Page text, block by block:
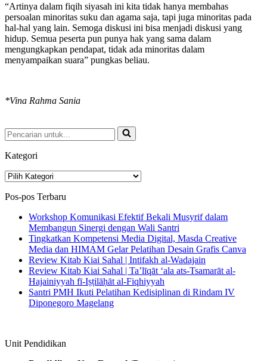
“Artinya dalam fiqih siyasah ini kita tidak hanya membahas
persoalan minoritas suku dan agama saja, tapi juga minoritas pada
hal-hal yang lain. Semoga diskusi ini bisa menjadi diskusi yang
hidup. Semua peserta pun punya hak yang sama dalam
mengungkapkan pendapat, tidak ada minoritas dalam
menyampaikan suara” pungkas beliau.
*Vina Rahma Sania
Pencarian
untuk...
Kategori
Kategori
Pos-pos Terbaru
Workshop Komunikasi Efektif Bekali Musyrif dalam
Membangun Sinergi dengan Wali Santri
Tingkatkan Kompetensi Media Digital, Masda Creative
Media dan HIMAM Gelar Pelatihan Desain Grafis Canva
Review Kitab Kiai Sahal | Intifakh al-Wadajain
Review Kitab Kiai Sahal | Ta’līqāt ‘ala ats-Tsamarāt al-
Hajainiyyah fī-Iṣṭilāḥāt al-Fiqhiyyah
Santri PMH Ikuti Pelatihan Kedisiplinan di Rindam IV
Diponegoro Magelang
Unit Pendidikan